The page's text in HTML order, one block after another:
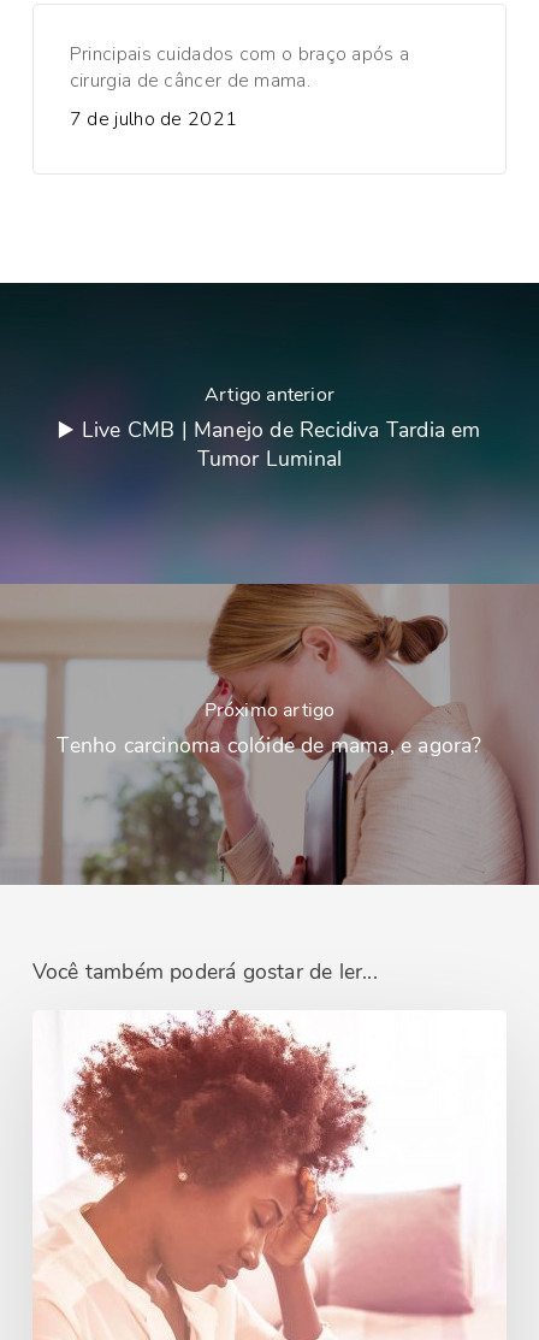
Principais cuidados com o braço após a
cirurgia de câncer de mama.
7 de julho de 2021
Artigo anterior
▶️ Live CMB | Manejo de Recidiva Tardia em
Tumor Luminal
Próximo artigo
Tenho carcinoma colóide de mama, e agora?
Você também poderá gostar de ler...